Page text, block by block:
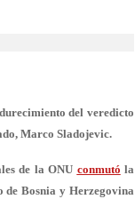
del veredicto
Marco Sladojevic.
de la ONU conmutó la
de Bosnia y Herzegovina